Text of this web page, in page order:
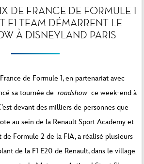
DE FRANCE DE FORMULE 1
F1 TEAM DÉMARRENT LE
À DISNEYLAND PARIS
de Formule 1, en partenariat avec
sa tournée de roadshowce week-end à
devant des milliers de personnes que
au sein de la Renault Sport Academy et
de Formule 2 de la FIA, a réalisé plusieurs
de la F1 E20 de Renault, dans le village